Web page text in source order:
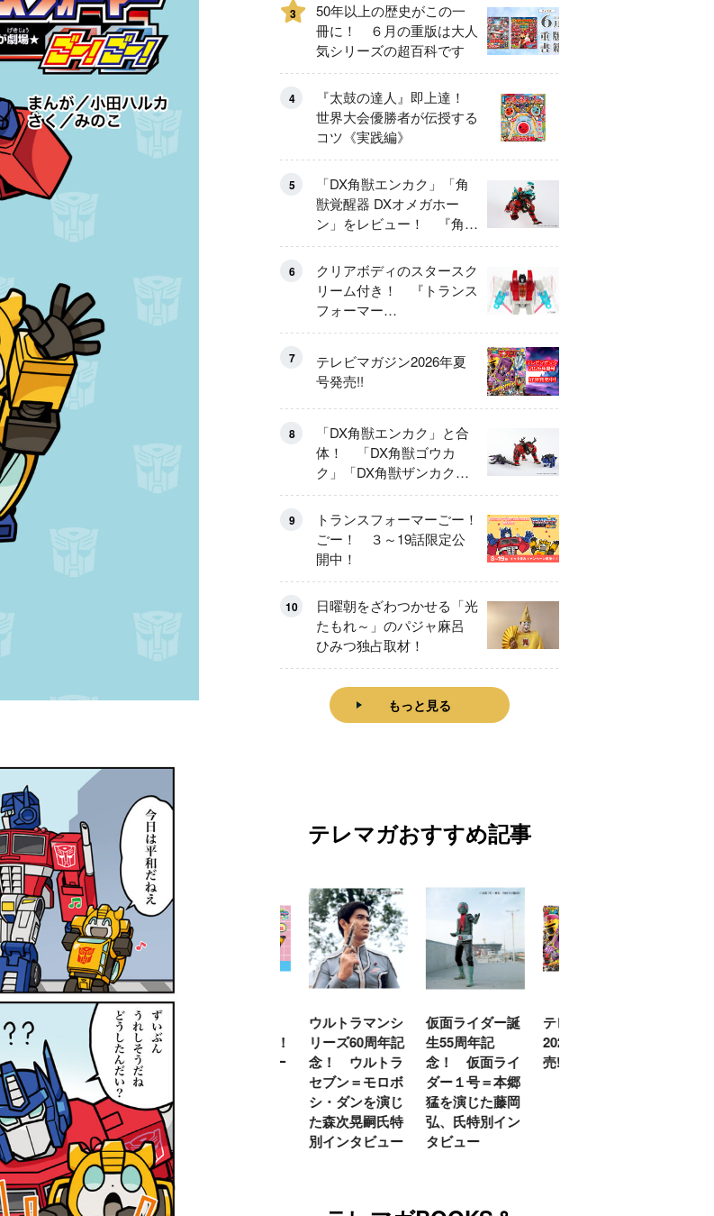
3
50年以上の歴史がこの一
冊に！ ６月の重版は大人
気シリーズの超百科です
4
『太鼓の達人』即上達！
世界大会優勝者が伝授する
コツ《実践編》
5
「DX角獣エンカク」「角
獣覚醒器 DXオメガホー
ン」をレビュー！ 『角醒
ハンター オメガホーン』
の玩具展開がスタート！
6
クリアボディのスタースク
リーム付き！ 『トランス
フォーマー
FANBOOK2026』2026年
7
テレビマガジン2026年夏
号発売!!
8
「DX角獣エンカク」と合
体！ 「DX角獣ゴウカ
ク」「DX角獣ザンカク」
をレビュー！
9
トランスフォーマーごー！
ごー！ ３～19話限定公
開中！
10
日曜朝をざわつかせる「光
たもれ～」のパジャ麻呂
ひみつ独占取材！
もっと見る
テレマガおすすめ記事
【特別編】トラ
ンスフォーマー
ごー！ごー！
【月イチ更新】
【第6話更新
♡】 わんもあ！
トランスフォー
マーごー！ご
ー！【月末更
新】
ウルトラマンシ
リーズ60周年記
念！ ウルトラ
セブン＝モロボ
シ・ダンを演じ
た森次晃嗣氏特
別インタビュー
仮面ライダー誕
生55周年記
念！ 仮面ライ
ダー１号＝本郷
猛を演じた藤岡
弘、氏特別イン
タビュー
テレビマガジン
2026年夏号発
売!!